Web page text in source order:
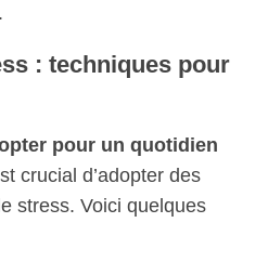
: techniques pour
pour un quotidien
crucial d’adopter des
stress. Voici quelques